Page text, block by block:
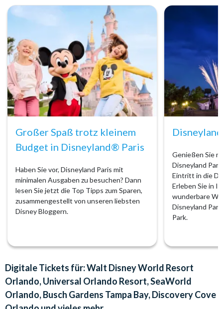
Großer Spaß trotz kleinem
Budget in Disneyland® Paris
Haben Sie vor, Disneyland Paris mit
minimalen Ausgaben zu besuchen? Dann
lesen Sie jetzt die Top Tipps zum Sparen,
zusammengestellt von unseren liebsten
Disney Bloggern.
Genießen Sie
Disneyland
Eintritt in die
Erleben Sie in
wunderbare
Disneyland
Park.
Digitale Tickets für: Walt Disney World Resort
Orlando, Universal Orlando Resort, SeaWorld
Orlando, Busch Gardens Tampa Bay, Discovery Cove